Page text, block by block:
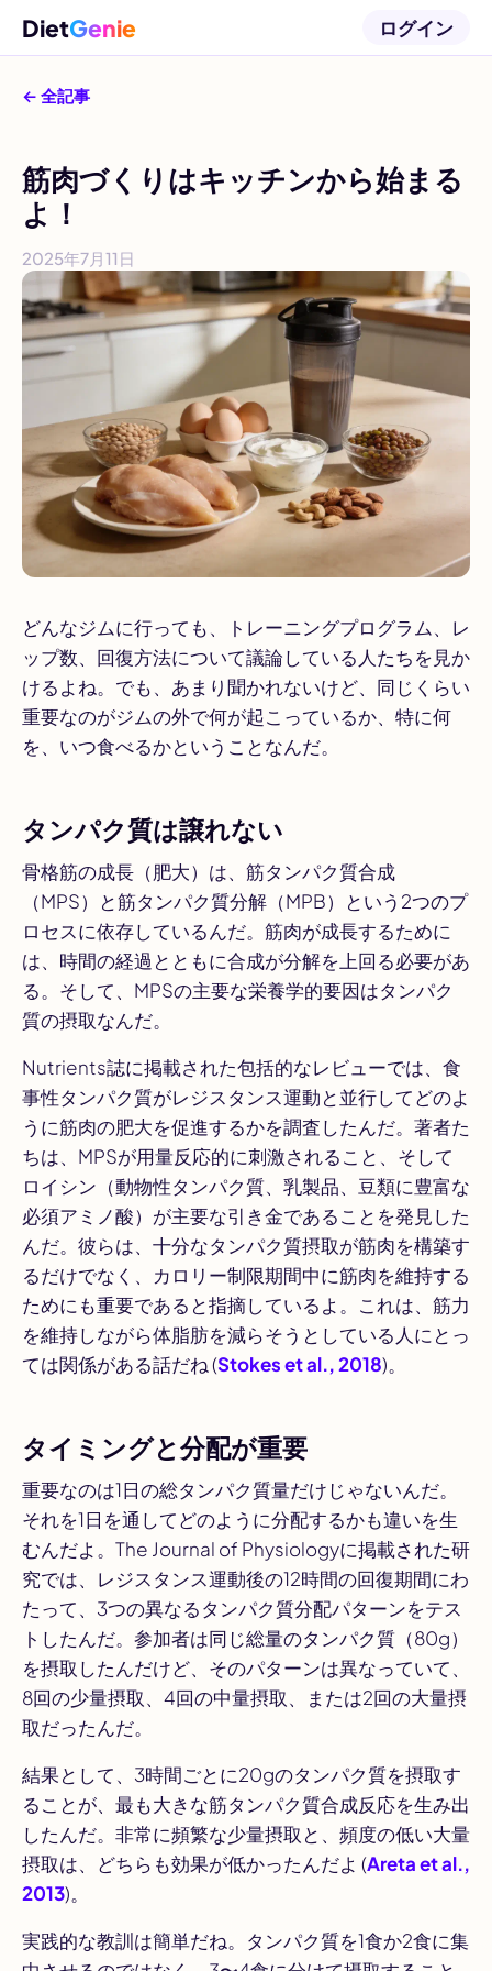
DietGenie ログイン
← 全記事
筋肉づくりはキッチンから始まる
よ！
2025年7月11日
どんなジムに行っても、トレーニングプログラム、レ
ップ数、回復方法について議論している人たちを見か
けるよね。でも、あまり聞かれないけど、同じくらい
重要なのがジムの外で何が起こっているか、特に何
を、いつ食べるかということなんだ。
タンパク質は譲れない
骨格筋の成長（肥大）は、筋タンパク質合成
（MPS）と筋タンパク質分解（MPB）という2つのプ
ロセスに依存しているんだ。筋肉が成長するために
は、時間の経過とともに合成が分解を上回る必要があ
る。そして、MPSの主要な栄養学的要因はタンパク
質の摂取なんだ。
Nutrients誌に掲載された包括的なレビューでは、食
事性タンパク質がレジスタンス運動と並行してどのよ
うに筋肉の肥大を促進するかを調査したんだ。著者た
ちは、MPSが用量反応的に刺激されること、そして
ロイシン（動物性タンパク質、乳製品、豆類に豊富な
必須アミノ酸）が主要な引き金であることを発見した
んだ。彼らは、十分なタンパク質摂取が筋肉を構築す
るだけでなく、カロリー制限期間中に筋肉を維持する
ためにも重要であると指摘しているよ。これは、筋力
を維持しながら体脂肪を減らそうとしている人にとっ
ては関係がある話だね (Stokes et al., 2018)。
タイミングと分配が重要
重要なのは1日の総タンパク質量だけじゃないんだ。
それを1日を通してどのように分配するかも違いを生
むんだよ。 The Journal of Physiologyに掲載された研
究では、レジスタンス運動後の12時間の回復期間にわ
たって、3つの異なるタンパク質分配パターンをテス
トしたんだ。参加者は同じ総量のタンパク質（80g）
を摂取したんだけど、そのパターンは異なっていて、
8回の少量摂取、4回の中量摂取、または2回の大量摂
取だったんだ。
結果として、3時間ごとに20gのタンパク質を摂取す
ることが、最も大きな筋タンパク質合成反応を生み出
したんだ。非常に頻繁な少量摂取と、頻度の低い大量
摂取は、どちらも効果が低かったんだよ (Areta et al.,
2013)。
実践的な教訓は簡単だね。タンパク質を1食か2食に集